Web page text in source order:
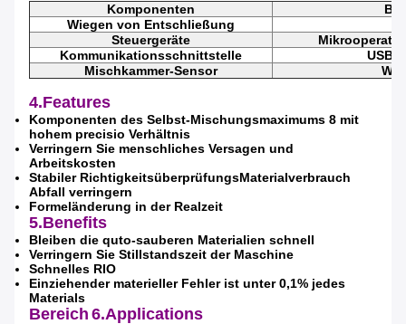
Hinterlass eine Nachricht
Wir rufen Sie bald zurück!
Komponenten
Wiegen von Entschließung
Steuergeräte
Kommunikationsschnittstelle
USB,
Mischkammer-Sensor
4.Features
Komponenten des Selbst-Mischungsmaximums 8 mit
hohem precisio Verhältnis
Verringern Sie menschliches Versagen und
Arbeitskosten
Stabiler RichtigkeitsüberprüfungsMaterialverbrauch
Abfall verringern
Formeländerung in der Realzeit
5.Benefits
Bleiben die quto-sauberen Materialien schnell
Verringern Sie Stillstandszeit der Maschine
Schnelles RIO
Einziehender materieller Fehler ist unter 0,1% jedes
Materials
Bereich 6.Applications